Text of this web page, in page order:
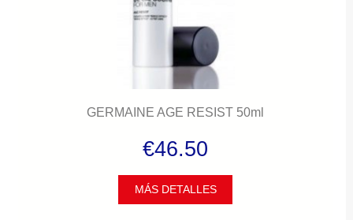
GERMAINE AGE RESIST 50ml
€46.50
MÁS DETALLES